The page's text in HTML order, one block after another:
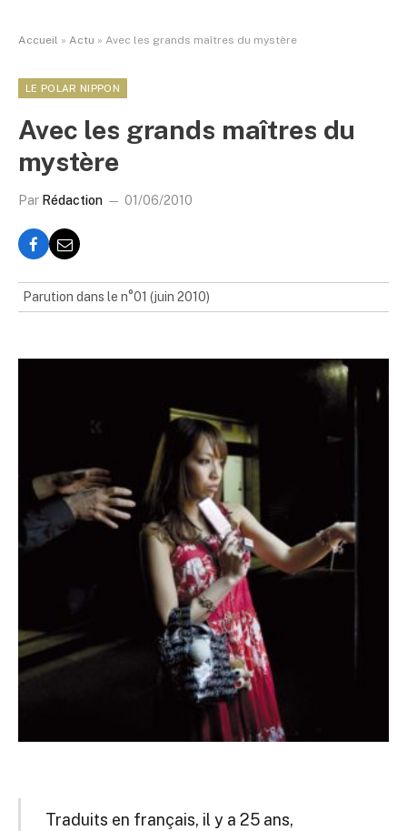
Accueil » Actu » Avec les grands maîtres du mystère
LE POLAR NIPPON
Avec les grands maîtres du
mystère
Par Rédaction 01/06/2010
Parution dans le n°01 (juin 2010)
Traduits en français, il y a 25 ans,